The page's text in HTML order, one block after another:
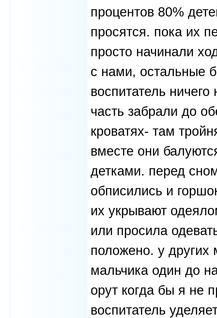
процентов 80%
просятся. пока их
просто начинали
с нами, остальные
воспитатель
часть забрали до
кроватях- там
вместе они
детками. перед
обписились и
их укрывают
или просила
положено. у
мальчика один до
орут когда бы я не
воспитатель